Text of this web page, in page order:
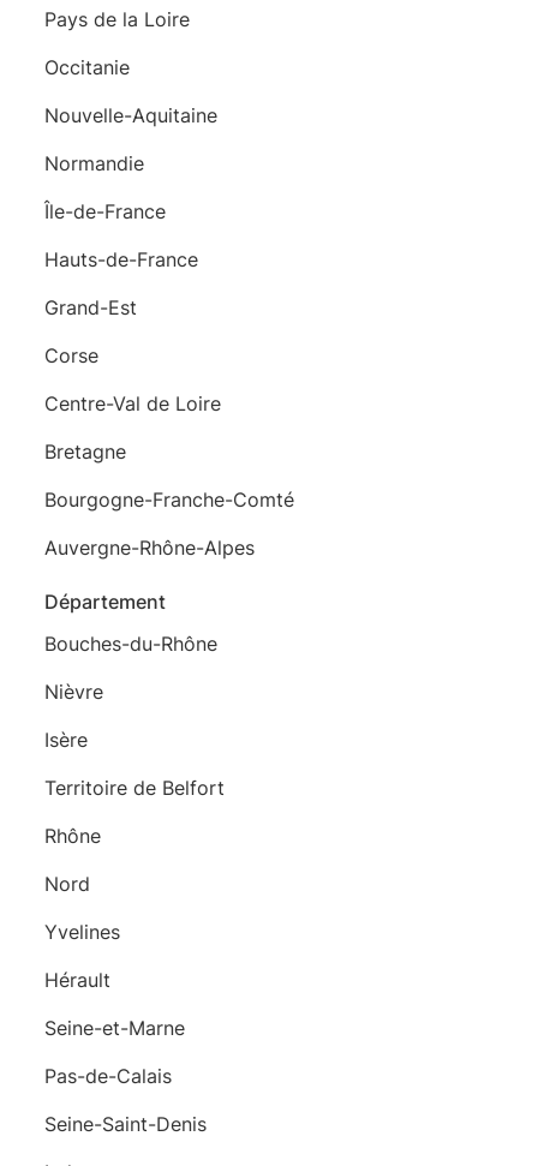
Pays de la Loire
Occitanie
Nouvelle-Aquitaine
Normandie
Île-de-France
Hauts-de-France
Grand-Est
Corse
Centre-Val de Loire
Bretagne
Bourgogne-Franche-Comté
Auvergne-Rhône-Alpes
Département
Bouches-du-Rhône
Nièvre
Isère
Territoire de Belfort
Rhône
Nord
Yvelines
Hérault
Seine-et-Marne
Pas-de-Calais
Seine-Saint-Denis